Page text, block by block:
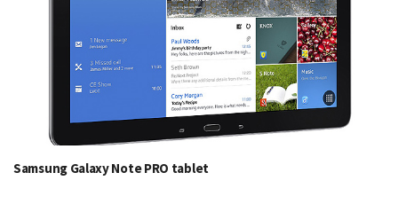
Samsung Galaxy Note PRO tablet